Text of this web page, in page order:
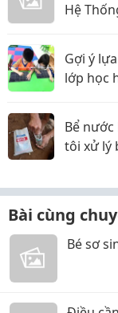
Hệ
Gợi ý
lớp học
Bể
tôi xử lý
Bài cùng
Bé sơ